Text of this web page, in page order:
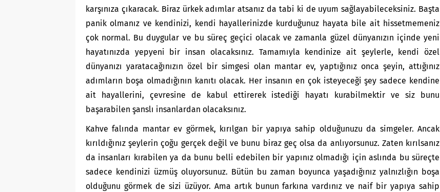
karşınıza çıkaracak. Biraz ürkek adımlar atsanız da tabi ki de uyum sağlayabileceksiniz. Başta
panik olmanız ve kendinizi, kendi hayallerinizde kurduğunuz hayata bile ait hissetmemeniz
çok normal. Bu duygular ve bu süreç geçici olacak ve zamanla güzel dünyanızın içinde yeni
hayatınızda yepyeni bir insan olacaksınız. Tamamıyla kendinize ait şeylerle, kendi özel
dünyanızı yaratacağınızın özel bir simgesi olan mantar ev, yaptığınız onca şeyin, attığınız
adımların boşa olmadığının kanıtı olacak. Her insanın en çok isteyeceği şey sadece kendine
ait hayallerini, çevresine de kabul ettirerek istediği hayatı kurabilmektir ve siz bunu
başarabilen şanslı insanlardan olacaksınız.
Kahve falında mantar ev görmek, kırılgan bir yapıya sahip olduğunuzu da simgeler. Ancak
kırıldığınız şeylerin çoğu gerçek değil ve bunu biraz geç olsa da anlıyorsunuz. Zaten kırılsanız
da insanları kırabilen ya da bunu belli edebilen bir yapınız olmadığı için aslında bu süreçte
sadece kendinizi üzmüş oluyorsunuz. Bütün bu zaman boyunca yaşadığınız yalnızlığın boşa
olduğunu görmek de sizi üzüyor. Ama artık bunun farkına vardınız ve naif bir yapıya sahip